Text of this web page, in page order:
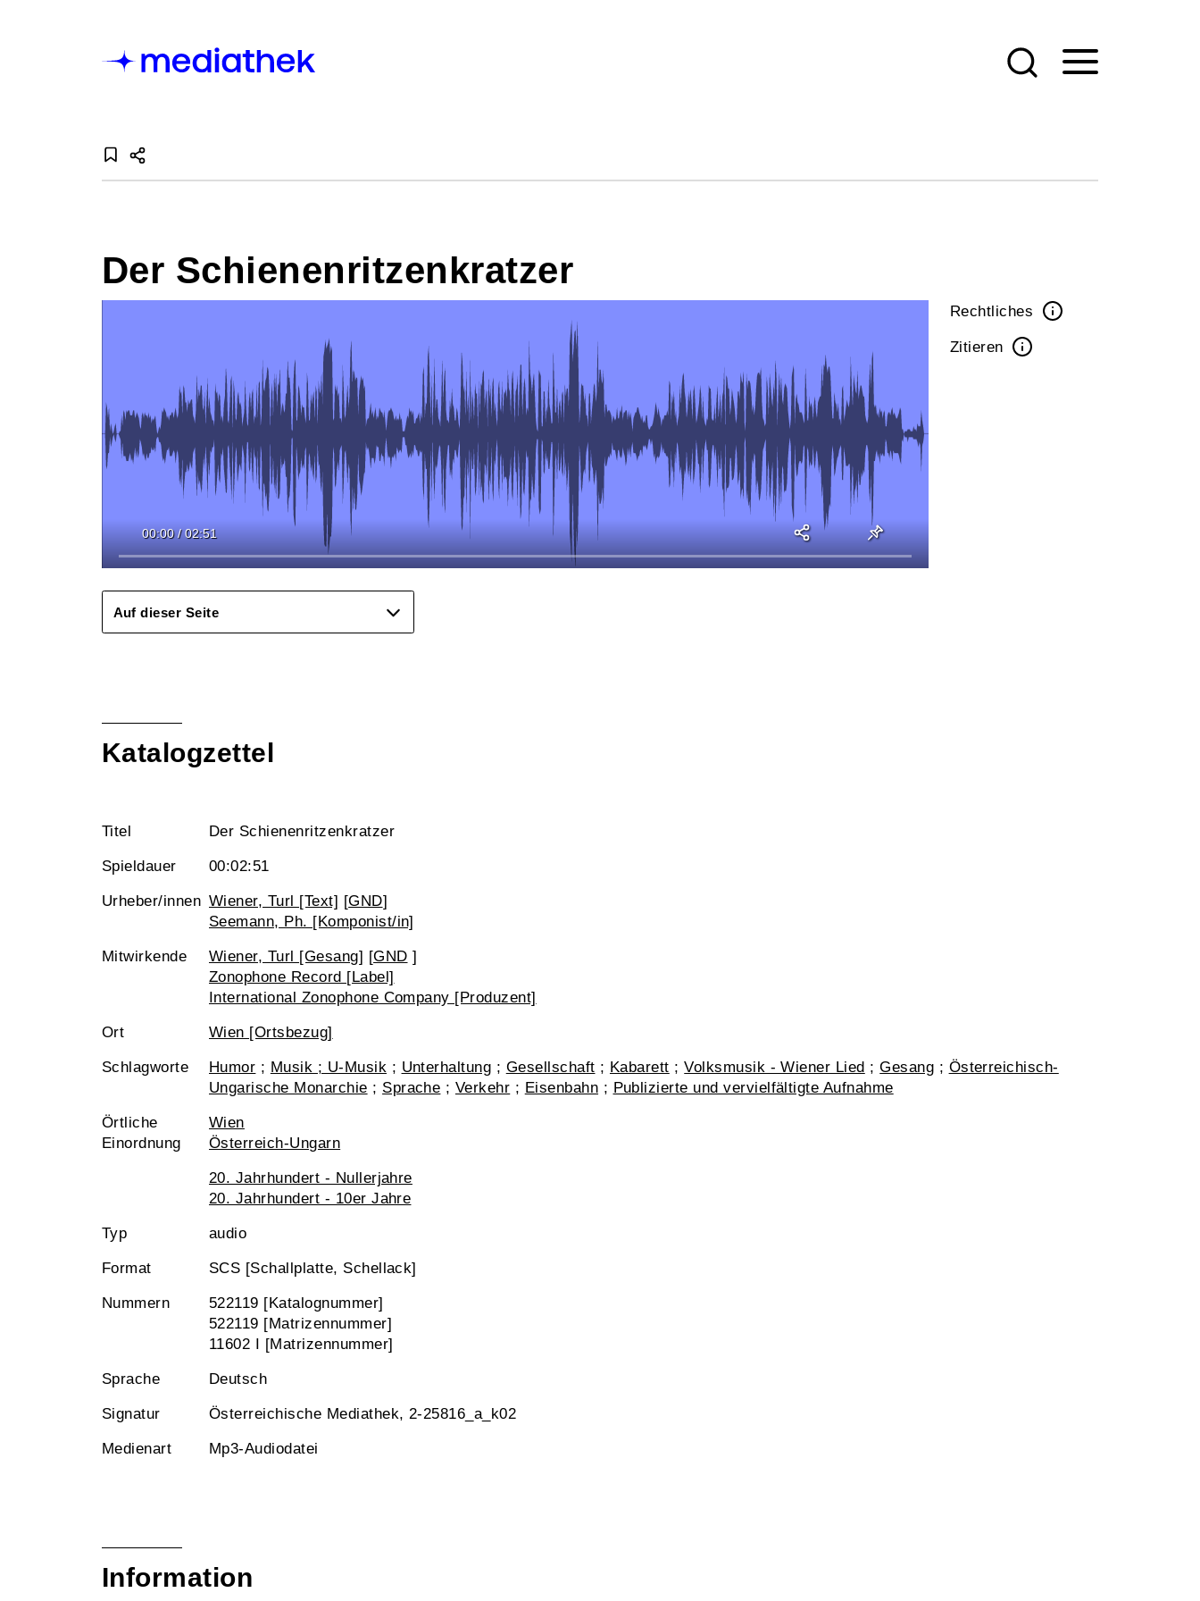
Der Schienenritzenkratzer
00:00 / 02:51
Rechtliches
Zitieren
Auf dieser Seite
Katalogzettel
Titel Der Schienenritzenkratzer
Spieldauer 00:02:51
Urheber/innen Wiener, Turl [Text] [GND]
Seemann, Ph. [Komponist/in]
Mitwirkende Wiener, Turl [Gesang] [GND ]
Zonophone Record [Label]
International Zonophone Company [Produzent]
Ort Wien [Ortsbezug]
Schlagworte Humor ; Musik ; U-Musik ; Unterhaltung ; Gesellschaft ; Kabarett ;Volksmusik - Wiener Lied ;Gesang ; Österreichisch-
Ungarische Monarchie ; Sprache ; Verkehr ; Eisenbahn ; Publizierte und vervielfältigte Aufnahme
Örtliche
Einordnung
Wien
Österreich-Ungarn
20. Jahrhundert - Nullerjahre
20. Jahrhundert - 10er Jahre
Typ audio
Format SCS [Schallplatte, Schellack]
Nummern
522119 [Katalognummer]
522119 [Matrizennummer]
11602 I [Matrizennummer]
Sprache Deutsch
Signatur Österreichische Mediathek, 2-25816_a_k02
Medienart Mp3-Audiodatei
Information